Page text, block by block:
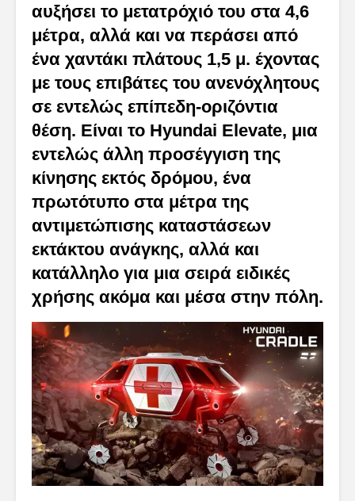
αυξήσει το μετατρόχιό του στα 4,6
μέτρα, αλλά και να περάσει από
ένα χαντάκι πλάτους 1,5 μ. έχοντας
με τους επιβάτες του ανενόχλητους
σε εντελώς επίπεδη-οριζόντια
θέση. Είναι το Hyundai Elevate, μια
εντελώς άλλη προσέγγιση της
κίνησης εκτός δρόμου, ένα
πρωτότυπο στα μέτρα της
αντιμετώπισης καταστάσεων
εκτάκτου ανάγκης, αλλά και
κατάλληλο για μια σειρά ειδικές
χρήσης ακόμα και μέσα στην πόλη.